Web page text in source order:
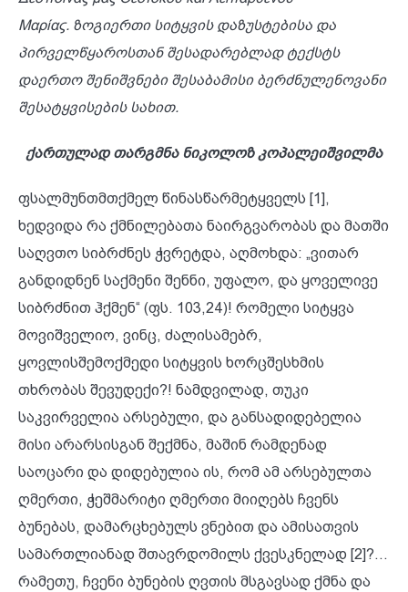
Μαρίας. ზოგიერთი სიტყვის დაზუსტებისა და
პირველწყაროსთან შესადარებლად ტექსტს
დაერთო შენიშვნები შესაბამისი ბერძნულენოვანი
შესატყვისების სახით.
ქართულად თარგმნა ნიკოლოზ კოპალეიშვილმა
ფსალმუნთმთქმელ წინასწარმეტყველს [1],
ხედვიდა რა ქმნილებათა ნაირგვარობას და მათში
საღვთო სიბრძნეს ჭვრეტდა, აღმოხდა: „ვითარ
განდიდნენ საქმენი შენნი, უფალო, და ყოველივე
სიბრძნით ჰქმენ“ (ფს. 103,24)! რომელი სიტყვა
მოვიშველიო, ვინც, ძალისამებრ,
ყოვლისშემოქმედი სიტყვის ხორცშესხმის
თხრობას შევუდექი?! ნამდვილად, თუკი
საკვირველია არსებული, და განსადიდებელია
მისი არარსისგან შექმნა, მაშინ რამდენად
საოცარი და დიდებულია ის, რომ ამ არსებულთა
ღმერთი, ჭეშმარიტი ღმერთი მიიღებს ჩვენს
ბუნებას, დამარცხებულს ვნებით და ამისათვის
სამართლიანად შთავრდომილს ქვესკნელად [2]?...
რამეთუ, ჩვენი ბუნების ღვთის მსგავსად ქმნა და